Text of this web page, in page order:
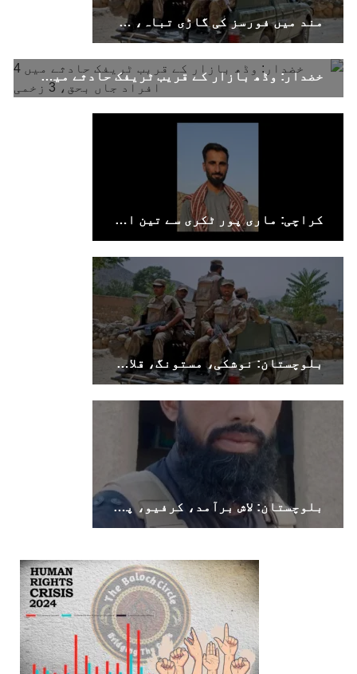
مند میں فورسز کی گاڑی تباہ، سوراب میں کوئٹہ–کراچی شاہراہ کا پل دھماکے سے تباہ
خضدار: وڈھ بازار کے قریب ٹریفک حادثے میں 4 افراد جاں بحق، 3 زخمی
کراچی: ماری پور ٹکری سے تین افراد جبری لاپتہ
بلوچستان: نوشکی، مستونگ، قلات، سوراب اور خضدار میں کرفیو نافذ
بلوچستان: لاش برآمد، کرفیو، پولیس اہلکار ہلاک